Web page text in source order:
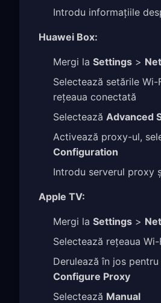
Introdu informațiile
Huawei Box:
Mergi la Settings >
Selectează setările
rețeaua conectată
Selectează Advanced
Activează proxy-ul,
Configuration
Introdu serverul proxy
Apple TV:
Mergi la Settings >
Selectează rețeaua Wi-
Derulează în jos pentru
Configure Proxy
Selectează Manual